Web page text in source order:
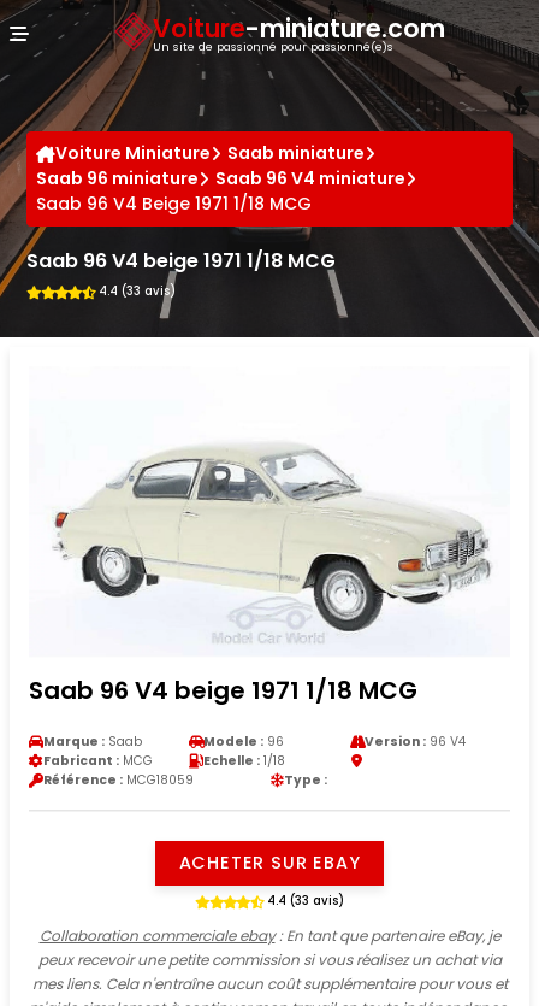
Voiture-miniature.com
Un site de passionné pour passionné(e)s
Voiture Miniature
Saab miniature
Saab 96 miniature
Saab 96 V4 miniature
Saab 96 V4 Beige 1971 1/18 MCG
Saab 96 V4 beige 1971 1/18 MCG
4.4 (33 avis)
Saab 96 V4 beige 1971 1/18 MCG
Marque : Saab Modele : 96 Version :96 V4
Fabricant : MCG Echelle : 1/18
Référence : MCG18059 Type :
ACHETER SUR EBAY
4.4 (33 avis)
Collaboration commerciale ebay: En tant que partenaire eBay, je
peux recevoir une petite commission si vous réalisez un achat via
mes liens. Cela n'entraîne aucun coût supplémentaire pour vous et
Panneau de gestion des cookies